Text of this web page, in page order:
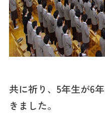
共に祈り、5年生が6
きました。